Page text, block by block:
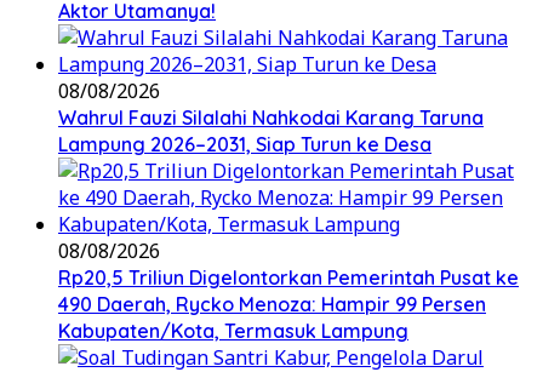
Aktor Utamanya!
08/08/2026
Wahrul Fauzi Silalahi Nahkodai Karang Taruna
Lampung 2026–2031, Siap Turun ke Desa
08/08/2026
Rp20,5 Triliun Digelontorkan Pemerintah Pusat ke
490 Daerah, Rycko Menoza: Hampir 99 Persen
Kabupaten/Kota, Termasuk Lampung